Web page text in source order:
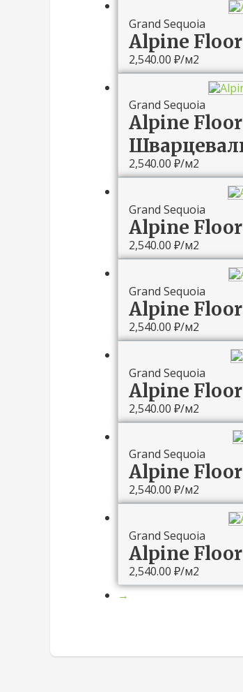
Grand Sequoia
Alpine Floor
2,540.00 ₽/м2
Grand Sequoia
Alpine Floor
2,540.00 ₽/м2
Grand Sequoia
Alpine Floor
2,540.00 ₽/м2
Grand Sequoia
Alpine Floor
2,540.00 ₽/м2
Grand Sequoia
Alpine Floor
2,540.00 ₽/м2
Grand Sequoia
Alpine Floor
2,540.00 ₽/м2
Grand Sequoia
Alpine Floor
2,540.00 ₽/м2
→